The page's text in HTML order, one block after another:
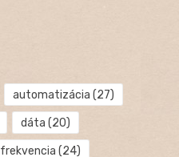
automatizácia (27)
dáta (20)
frekvencia (24)